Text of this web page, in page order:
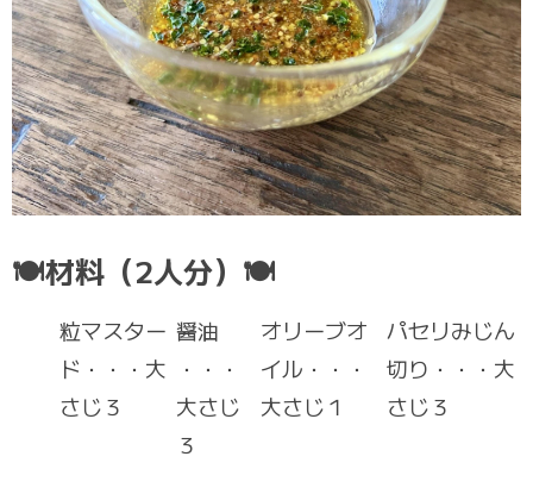
🍽材料（2人分）🍽
粒マスター
ド・・・大
さじ３
醤油
・・・
大さじ
３
オリーブオ
イル・・・
大さじ１
パセリみじん
切り・・・大
さじ３